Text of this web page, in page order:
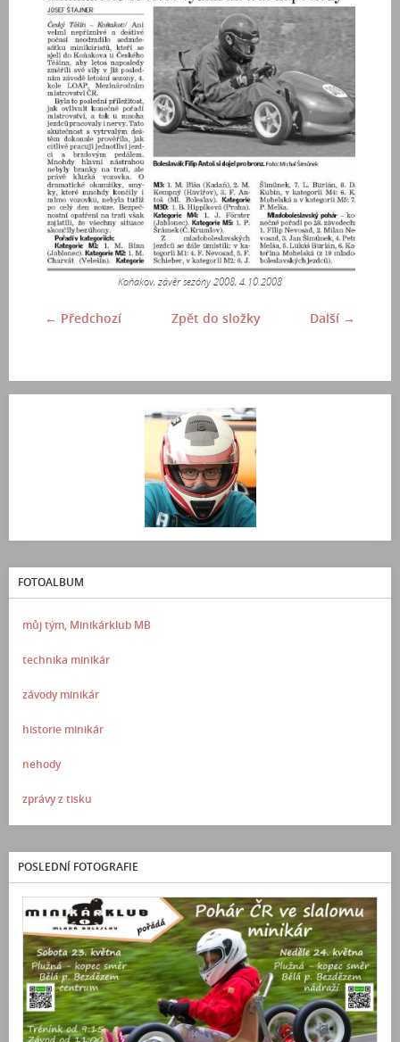
Koňakov, závěr sezóny 2008, 4.10.2008
← Předchozí Další →
Zpět do složky
FOTOALBUM
můj tým, Minikárklub MB
technika minikár
závody minikár
historie minikár
nehody
zprávy z tisku
POSLEDNÍ FOTOGRAFIE